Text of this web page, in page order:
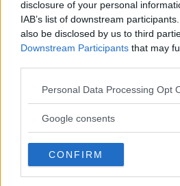
disclosure of your personal
IAB’s list of downstream
also be disclosed by us to third
Downstream Participants that may
Please note that this website/app
not limited to your visit or usage
use your data for below specified
consent section.
Personal Data Processing Opt
Google consents
CONFIRM
Tester: De senaste vi kört